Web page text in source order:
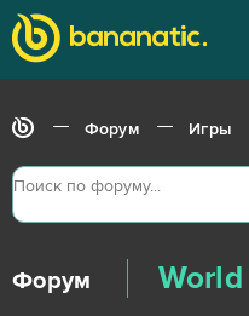
Форум Игры
Форум